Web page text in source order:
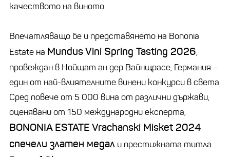
качеството на виното.
Впечатляващо бе и представянето на Bononia
Estate на Mundus Vini Spring Tasting 2026,
провеждан в Нойщат ан дер Вайнщрасе, Германия –
един от най-влиятелните винени конкурси в света.
Сред повече от 5 000 вина от различни държави,
оценявани от 150 международни експерта,
BONONIA ESTATE Vrachanski Misket 2024
спечели златен медал и престижната титла